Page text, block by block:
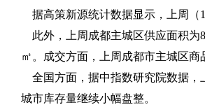
据高策新源统计数据显示，上周（
此外，上周成都主城区供应面积为
㎡。成交方面，上周成都市主城区商
全国方面，据中指数研究院数据，
城市库存量继续小幅盘整。